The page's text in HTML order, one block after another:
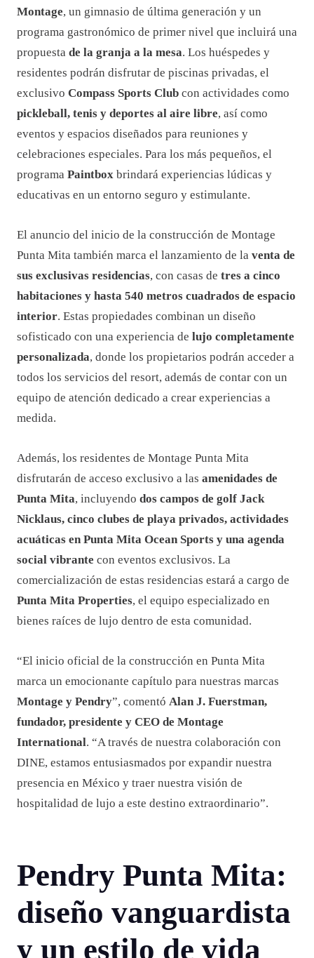
Montage, un gimnasio de última generación y un
programa gastronómico de primer nivel que incluirá una
propuesta de la granja a la mesa. Los huéspedes y
residentes podrán disfrutar de piscinas privadas, el
exclusivo Compass Sports Club con actividades como
pickleball, tenis y deportes al aire libre, así como
eventos y espacios diseñados para reuniones y
celebraciones especiales. Para los más pequeños, el
programa Paintbox brindará experiencias lúdicas y
educativas en un entorno seguro y estimulante.
El anuncio del inicio de la construcción de Montage
Punta Mita también marca el lanzamiento de la venta de
sus exclusivas residencias, con casas de tres a cinco
habitaciones y hasta 540 metros cuadrados de espacio
interior. Estas propiedades combinan un diseño
sofisticado con una experiencia de lujo completamente
personalizada, donde los propietarios podrán acceder a
todos los servicios del resort, además de contar con un
equipo de atención dedicado a crear experiencias a
medida.
Además, los residentes de Montage Punta Mita
disfrutarán de acceso exclusivo a las amenidades de
Punta Mita, incluyendo dos campos de golf Jack
Nicklaus, cinco clubes de playa privados, actividades
acuáticas en Punta Mita Ocean Sports y una agenda
social vibrante con eventos exclusivos. La
comercialización de estas residencias estará a cargo de
Punta Mita Properties, el equipo especializado en
bienes raíces de lujo dentro de esta comunidad.
“El inicio oficial de la construcción en Punta Mita
marca un emocionante capítulo para nuestras marcas
Montage y Pendry”, comentó Alan J. Fuerstman,
fundador, presidente y CEO de Montage
International. “A través de nuestra colaboración con
DINE, estamos entusiasmados por expandir nuestra
presencia en México y traer nuestra visión de
hospitalidad de lujo a este destino extraordinario”.
Pendry Punta Mita:
diseño vanguardista
y un estilo de vida